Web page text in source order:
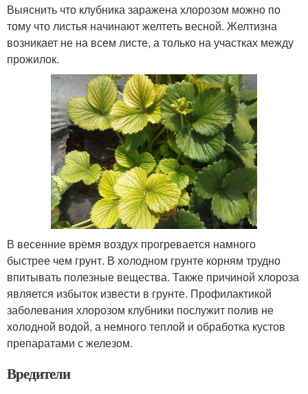
Выяснить что клубника заражена хлорозом можно по
тому что листья начинают желтеть весной. Желтизна
возникает не на всем листе, а только на участках между
прожилок.
В весенние время воздух прогревается намного
быстрее чем грунт. В холодном грунте корням трудно
впитывать полезные вещества. Также причиной хлороза
является избыток извести в грунте. Профилактикой
заболевания хлорозом клубники послужит полив не
холодной водой, а немного теплой и обработка кустов
препаратами с железом.
Вредители